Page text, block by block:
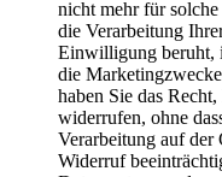
nicht mehr für
die Verarbeitung
Einwilligung beruht,
die
haben Sie das
widerrufen, ohne
Verarbeitung auf
Widerruf